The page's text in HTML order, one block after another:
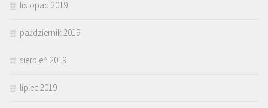
listopad 2019
październik 2019
sierpień 2019
lipiec 2019